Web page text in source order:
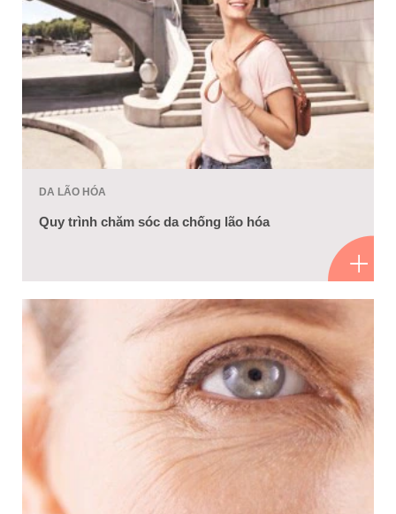
DA LÃO HÓA
Quy trình chăm sóc da chống lão hóa